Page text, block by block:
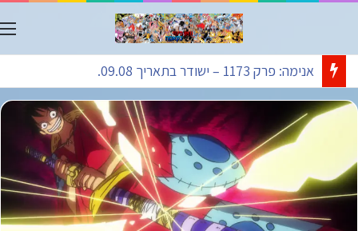
אנימה: פרק 1173 – ישודר בתאריך 09.08.